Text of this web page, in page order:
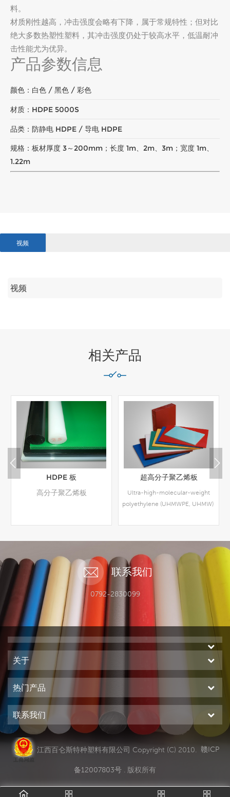
料。
材质刚性越高，冲击强度会略有下降，属于常规特性；但对比
绝大多数热塑性塑料，其冲击强度仍处于较高水平， 低温耐冲
击性能尤为优异。
产品参数信息
颜色：白色 / 黑色 / 彩色
材质：HDPE 5000S
品类：防静电 HDPE / 导电 HDPE
规格：板材厚度 3～200mm；长度 1m、2m、3m；宽度 1m、
1.22m
视频
视频
相关产品
HDPE 板
高分子聚乙烯板
更多
超高分子聚乙烯板
Ultra-high-molecular-weight
polyethylene (UHMWPE, UHMW)
更多
联系我们
0792-2830099
关于
热门产品
联系我们
江西百仑斯特种塑料有限公司 Copyright (C) 2010. 赣ICP
备12007803号 . 版权所有